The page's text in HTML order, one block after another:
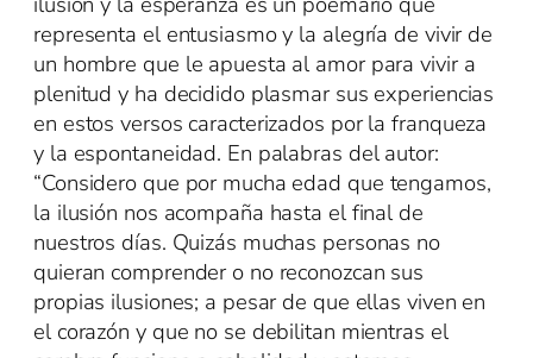
representa el entusiasmo y la alegría de vivir de
un hombre que le apuesta al amor para vivir a
plenitud y ha decidido plasmar sus experiencias
en estos versos caracterizados por la franqueza
y la espontaneidad. En palabras del autor:
“Considero que por mucha edad que tengamos,
la ilusión nos acompaña hasta el final de
nuestros días. Quizás muchas personas no
quieran comprender o no reconozcan sus
propias ilusiones; a pesar de que ellas viven en
el corazón y que no se debilitan mientras el